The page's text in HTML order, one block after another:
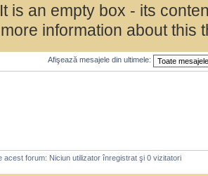
is an empty box - its
information about this
Afişează mesajele din ultimele:
acest forum: Niciun utilizator înregistrat şi 0 vizitatori